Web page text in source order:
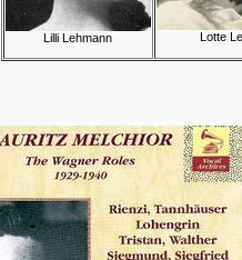
Lilli Lehmann Lotte